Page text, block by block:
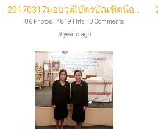
20170317มอบวุฒิบัตรบัณฑิตน้อยประจำปีการศึกษา2559
86 Photos ‧ 4819 Hits ‧ 0 Comments
9 years ago